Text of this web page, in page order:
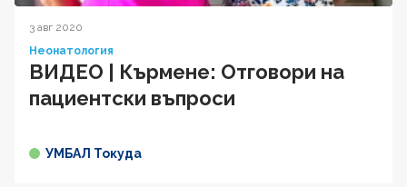
3 авг 2020
Неонатология
ВИДЕО | Кърмене: Отговори на
пациентски въпроси
УМБАЛ Токуда